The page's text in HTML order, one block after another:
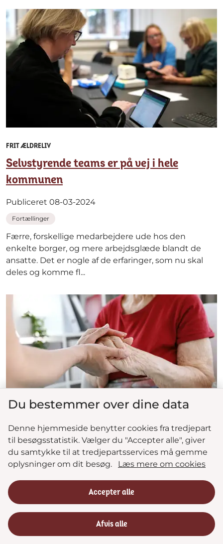
FRIT ÆLDRELIV
Selvstyrende teams er på vej i hele
kommunen
Publiceret 08-03-2024
Fortællinger
Færre, forskellige medarbejdere ude hos den
enkelte borger, og mere arbejdsglæde blandt de
ansatte. Det er nogle af de erfaringer, som nu skal
deles og komme fl...
SUNDHEDSVÆSEN
Ny mulighed for indlæggelse hjemme
Publiceret 28-02-2024
Fra 1. marts vil grupper af sårbare patienter på Mors
og i Thy få mulighed for indlæggelse hjemme. Det
rummer store fordele for både patienter, pårørende
Du bestemmer over dine data
Denne hjemmeside benytter cookies fra tredjepart
til besøgsstatistik. Vælger du "Accepter alle", giver
du samtykke til at tredjepartsservices må gemme
oplysninger om dit besøg.
Læs mere om cookies
Accepter alle
Afvis alle